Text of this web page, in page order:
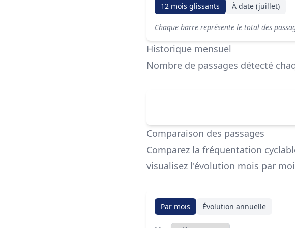
12 mois glissants À date (juillet)
Chaque barre représente le total des
Historique mensuel
Nombre de passages détecté
Comparaison des passages
Comparez la fréquentation
visualisez l'évolution mois par
Par mois Évolution annuelle